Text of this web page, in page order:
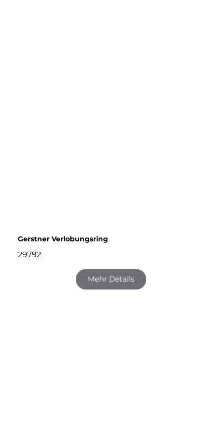
Gerstner Verlobungsring
29792
Mehr Details